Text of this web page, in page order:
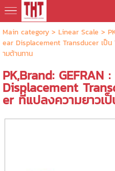
Main category> Linear Scale >
ear Displacement Transducer เป็น
ามต้านทาน
PK,Brand:
Displacement
er ที่แปลงความยาวเ